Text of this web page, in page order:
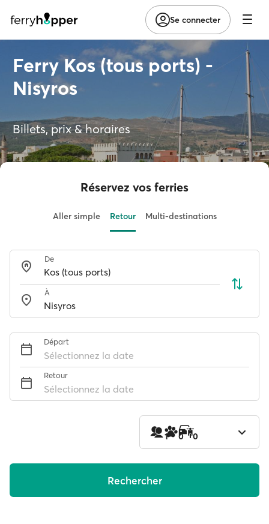
Se connecter
Ferry Kos (tous ports) -
Nisyros
Billets, prix & horaires
Réservez vos ferries
Aller simple Retour Multi-destinations
De
À
Départ
Sélectionnez la date
Retour
Sélectionnez la date
1 0 0
Rechercher